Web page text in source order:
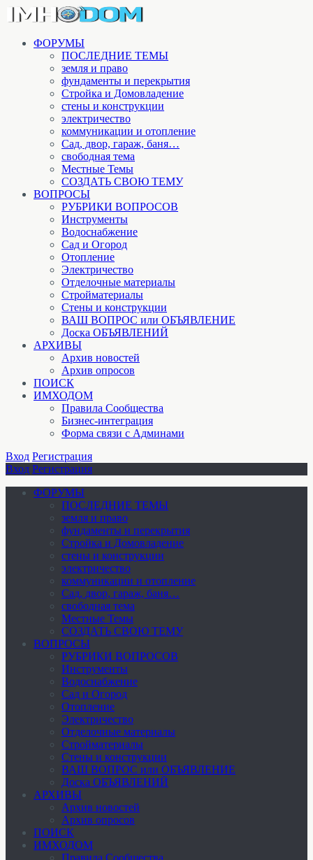
ФОРУМЫ
ПОСЛЕДНИЕ ТЕМЫ
земля и право
фундаменты и перекрытия
Стройка и Домовладение
стены и конструкции
электричество
коммуникации и отопление
Cад, двор, гараж, баня…
свободная тема
Местные Темы
СОЗДАТЬ СВОЮ ТЕМУ
ВОПРОСЫ
РУБРИКИ ВОПРОСОВ
Инструменты
Водоснабжение
Сад и Огород
Отопление
Электричество
Отделочные материалы
Стройматериалы
Стены и конструкции
ВАШ ВОПРОС или ОБЪЯВЛЕНИЕ
Доска ОБЪЯВЛЕНИЙ
АРХИВЫ
Архив новостей
Архив опросов
ПОИСК
ИМХОДОМ
Правила Сообщества
Бизнес-интеграция
Форма связи с Админами
Вход Регистрация
Вход Регистрация
ФОРУМЫ
ПОСЛЕДНИЕ ТЕМЫ
земля и право
фундаменты и перекрытия
Стройка и Домовладение
стены и конструкции
электричество
коммуникации и отопление
Cад, двор, гараж, баня…
свободная тема
Местные Темы
СОЗДАТЬ СВОЮ ТЕМУ
ВОПРОСЫ
РУБРИКИ ВОПРОСОВ
Инструменты
Водоснабжение
Сад и Огород
Отопление
Электричество
Отделочные материалы
Стройматериалы
Стены и конструкции
ВАШ ВОПРОС или ОБЪЯВЛЕНИЕ
Доска ОБЪЯВЛЕНИЙ
АРХИВЫ
Архив новостей
Архив опросов
ПОИСК
ИМХОДОМ
Правила Сообщества